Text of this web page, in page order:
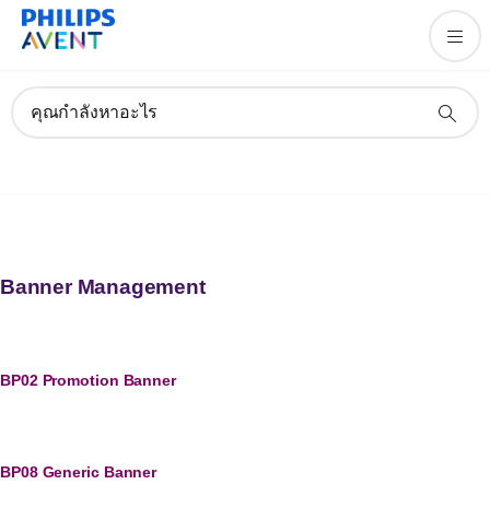
คุณกำลังหาอะไร
Banner Management
BP02 Promotion Banner
BP08 Generic Banner